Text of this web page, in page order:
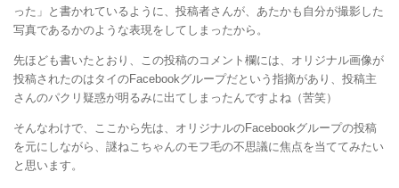
った」と書かれているように、投稿者さんが、あたかも自分が撮影した
写真であるかのような表現をしてしまったから。
先ほども書いたとおり、この投稿のコメント欄には、オリジナル画像が
投稿されたのはタイのFacebookグループだという指摘があり、投稿主
さんのパクリ疑惑が明るみに出てしまったんですよね（苦笑）
そんなわけで、ここから先は、オリジナルのFacebookグループの投稿
を元にしながら、謎ねこちゃんのモフ毛の不思議に焦点を当ててみたい
と思います。